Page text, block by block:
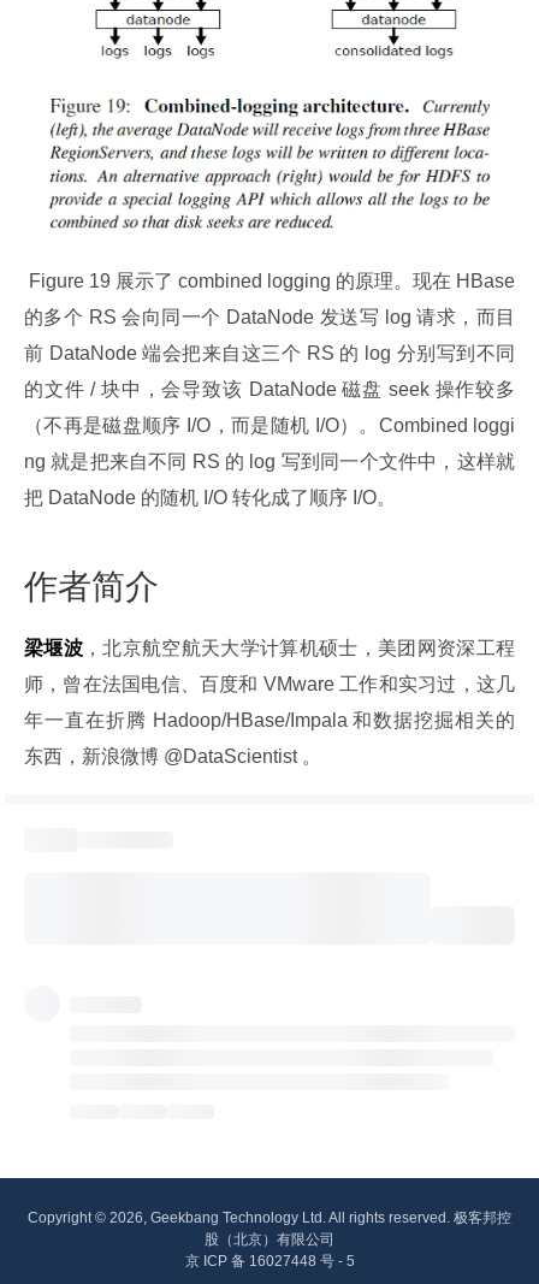
的多个 RS 会向同一个 DataNode 发送写 log 请求，而目
前 DataNode 端会把来自这三个 RS 的 log 分别写到不同
的文件 / 块中，会导致该 DataNode 磁盘 seek 操作较多
（不再是磁盘顺序 I/O，而是随机 I/O）。Combined loggi
ng 就是把来自不同 RS 的 log 写到同一个文件中，这样就
把 DataNode 的随机 I/O 转化成了顺序 I/O。
作者简介
梁堰波 ，北京航空航天大学计算机硕士，美团网资深工程
师，曾在法国电信、百度和 VMware 工作和实习过，这几
年一直在折腾 Hadoop/HBase/Impala 和数据挖掘相关的
东西，新浪微博 @DataScientist 。
Copyright © 2026, Geekbang Technology Ltd. All rights reserved. 极客邦控
股（北京）有限公司
京 ICP 备 16027448 号 - 5